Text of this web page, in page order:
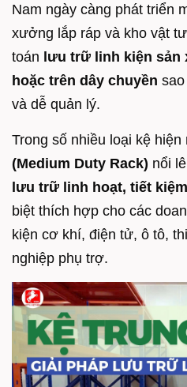
Nam ngày càng phát triển
xưởng lắp ráp và kho vật
toán lưu trữ linh kiện sản
hoặc trên dây chuyền
và dễ quản lý.
Trong số nhiều loại kệ hiện
(Medium Duty Rack) nổi
lưu trữ linh hoạt, tiết
biệt thích hợp cho các
kiện cơ khí, điện tử, ô tô,
nghiệp phụ trợ.